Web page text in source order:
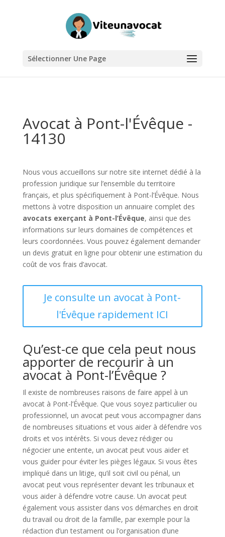
Sélectionner Une Page
Avocat à Pont-l'Évêque -
14130
Nous vous accueillons sur notre site internet dédié à la
profession juridique sur l’ensemble du territoire
français, et plus spécifiquement à Pont-l’Évêque. Nous
mettons à votre disposition un annuaire complet des
avocats exerçant à Pont-l’Évêque, ainsi que des
informations sur leurs domaines de compétences et
leurs coordonnées. Vous pouvez également demander
un devis gratuit en ligne pour obtenir une estimation du
coût de vos frais d’avocat.
Je consulte un avocat à Pont-
l'Évêque rapidement ICI
Qu’est-ce que cela peut nous
apporter de recourir à un
avocat à Pont-l’Évêque ?
Il existe de nombreuses raisons de faire appel à un
avocat à Pont-l’Évêque. Que vous soyez particulier ou
professionnel, un avocat peut vous accompagner dans
de nombreuses situations et vous aider à défendre vos
droits et vos intérêts. Si vous devez rédiger ou
négocier une entente, un avocat peut vous aider et
vous guider pour éviter les pièges légaux. Si vous êtes
impliqué dans un litige, qu’il soit civil ou pénal, un
avocat peut vous représenter devant les tribunaux et
vous aider à défendre votre cause. Un avocat peut
également vous assister dans vos démarches en droit
du travail ou droit de la famille, par exemple pour la
rédaction d’un testament ou l’organisation d’une